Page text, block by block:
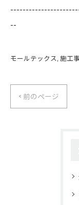
--
モールテックス 施工
< 前のページ